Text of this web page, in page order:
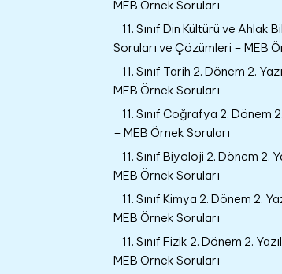
MEB Örnek Soruları
11. Sınıf Din Kültürü ve Ahlak
Soruları ve Çözümleri – MEB
11. Sınıf Tarih 2. Dönem 2.
MEB Örnek Soruları
11. Sınıf Coğrafya 2. Dönem
– MEB Örnek Soruları
11. Sınıf Biyoloji 2. Dönem 2.
MEB Örnek Soruları
11. Sınıf Kimya 2. Dönem 2.
MEB Örnek Soruları
11. Sınıf Fizik 2. Dönem 2.
MEB Örnek Soruları